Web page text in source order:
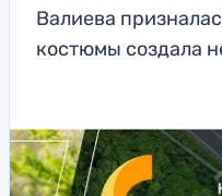
Валиева
костюмы создала